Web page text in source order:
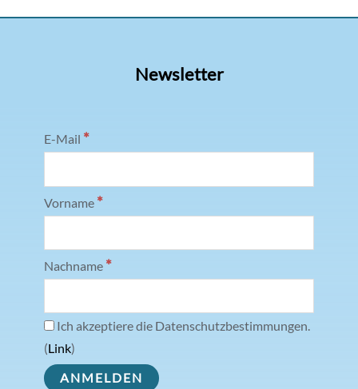
Newsletter
E-Mail *
Vorname *
Nachname *
Ich akzeptiere die Datenschutzbestimmungen.
(Link)